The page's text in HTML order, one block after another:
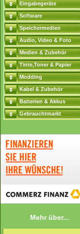
Eingabegeräte
Software
Speichermedien
Audio, Video & Foto
Medien & Zubehör
Tinte,Toner & Papier
Modding
Kabel & Zubehör
Batterien & Akkus
Gebrauchtmarkt
Mehr über...